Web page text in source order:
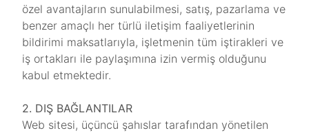
özel avantajların sunulabilmesi, satış, pazarlama ve
benzer amaçlı her türlü iletişim faaliyetlerinin
bildirimi maksatlarıyla, işletmenin tüm iştirakleri ve
iş ortakları ile paylaşımına izin vermiş olduğunu
kabul etmektedir.
2. DIŞ BAĞLANTILAR
Web sitesi, üçüncü şahıslar tarafından yönetilen